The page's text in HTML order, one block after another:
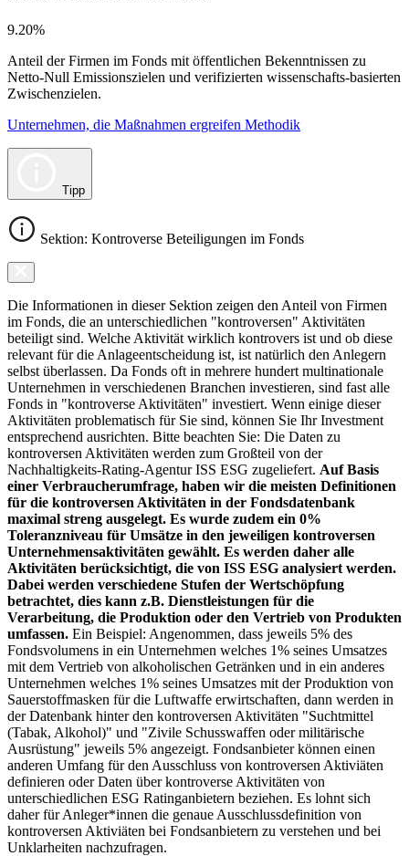
9.20%
Anteil der Firmen im Fonds mit öffentlichen Bekenntnissen zu
Netto-Null Emissionszielen und verifizierten wissenschafts-basierten
Zwischenzielen.
Unternehmen, die Maßnahmen ergreifen Methodik
Tipp
Sektion: Kontroverse Beteiligungen im Fonds
Die Informationen in dieser Sektion zeigen den Anteil von Firmen
im Fonds, die an unterschiedlichen "kontroversen" Aktivitäten
beteiligt sind. Welche Aktivität wirklich kontrovers ist und ob diese
relevant für die Anlageentscheidung ist, ist natürlich den Anlegern
selbst überlassen. Da Fonds oft in mehrere hundert multinationale
Unternehmen in verschiedenen Branchen investieren, sind fast alle
Fonds in "kontroverse Aktivitäten" investiert. Wenn einige dieser
Aktivitäten problematisch für Sie sind, können Sie Ihr Investment
entsprechend ausrichten. Bitte beachten Sie: Die Daten zu
kontroversen Aktivitäten werden zum Großteil von der
Nachhaltigkeits-Rating-Agentur ISS ESG zugeliefert. Auf Basis
einer Verbraucherumfrage, haben wir die meisten Definitionen
für die kontroversen Aktivitäten in der Fondsdatenbank
maximal streng ausgelegt. Es wurde zudem ein 0%
Toleranzniveau für Umsätze in den jeweiligen kontroversen
Unternehmensaktivitäten gewählt. Es werden daher alle
Aktivitäten berücksichtigt, die von ISS ESG analysiert werden.
Dabei werden verschiedene Stufen der Wertschöpfung
betrachtet, dies kann z.B. Dienstleistungen für die
Verarbeitung, die Produktion oder den Vertrieb von Produkten
umfassen. Ein Beispiel: Angenommen, dass jeweils 5% des
Fondsvolumens in ein Unternehmen welches 1% seines Umsatzes
mit dem Vertrieb von alkoholischen Getränken und in ein anderes
Unternehmen welches 1% seines Umsatzes mit der Produktion von
Sauerstoffmasken für die Luftwaffe erwirtschaften, dann werden in
der Datenbank hinter den kontroversen Aktivitäten "Suchtmittel
(Tabak, Alkohol)" und "Zivile Schusswaffen oder militärische
Ausrüstung" jeweils 5% angezeigt. Fondsanbieter können einen
anderen Umfang für den Ausschluss von kontroversen Aktiviäten
definieren oder Daten über kontroverse Aktivitäten von
unterschiedlichen ESG Ratinganbietern beziehen. Es lohnt sich
daher für Anleger*innen die genaue Ausschlussdefinition von
kontroversen Aktiviäten bei Fondsanbietern zu verstehen und bei
Unklarheiten nachzufragen.